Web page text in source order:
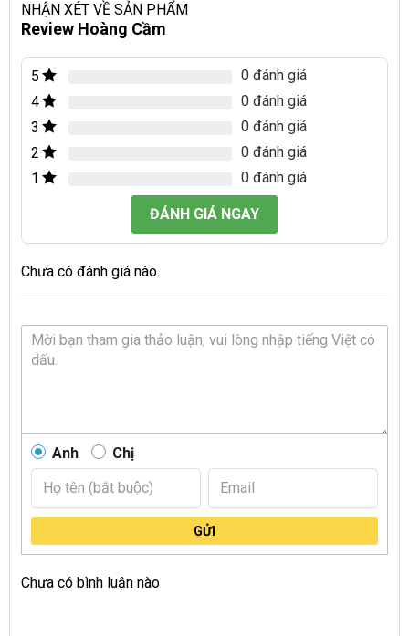
NHẬN XÉT VỀ SẢN PHẨM
Review Hoàng Cầm
5
0 đánh giá
4
0 đánh giá
3
0 đánh giá
2
0 đánh giá
1
0 đánh giá
ĐÁNH GIÁ NGAY
Chưa có đánh giá nào.
Anh Chị
GỬI
Chưa có bình luận nào